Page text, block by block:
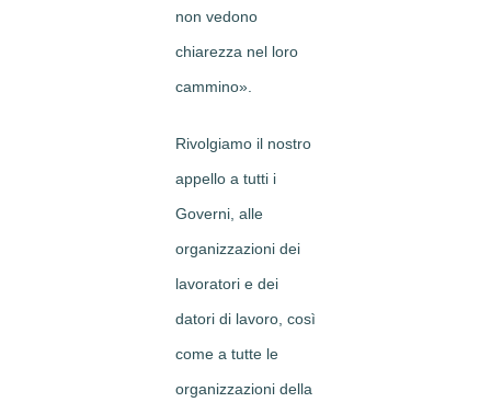
non vedono
chiarezza nel loro
cammino».
Rivolgiamo il nostro
appello a tutti i
Governi, alle
organizzazioni dei
lavoratori e dei
datori di lavoro, così
come a tutte le
organizzazioni della